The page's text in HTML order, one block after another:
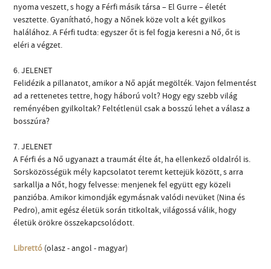
nyoma veszett, s hogy a Férfi másik társa – El Gurre – életét
vesztette. Gyanítható, hogy a Nőnek köze volt a két gyilkos
halálához. A Férfi tudta: egyszer őt is fel fogja keresni a Nő, őt is
eléri a végzet.
6. JELENET
Felidézik a pillanatot, amikor a Nő apját megölték. Vajon felmentést
ad a rettenetes tettre, hogy háború volt? Hogy egy szebb világ
reményében gyilkoltak? Feltétlenül csak a bosszú lehet a válasz a
bosszúra?
7. JELENET
A Férfi és a Nő ugyanazt a traumát élte át, ha ellenkező oldalról is.
Sorsközösségük mély kapcsolatot teremt kettejük között, s arra
sarkallja a Nőt, hogy felvesse: menjenek fel együtt egy közeli
panzióba. Amikor kimondják egymásnak valódi nevüket (Nina és
Pedro), amit egész életük során titkoltak, világossá válik, hogy
életük örökre összekapcsolódott.
Librettó (olasz - angol - magyar)